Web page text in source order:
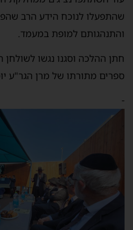
שהתפעלו לנוכח הידע הרב
והתנהגותם למופת במעמד.
חתן ההלכה וסגנו נגשו לשולחן
ספרים מתורתו של מרן הגר"ע
-